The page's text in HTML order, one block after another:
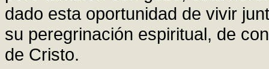
dado esta oportunidad de vivir
su peregrinación espiritual, de
de Cristo.